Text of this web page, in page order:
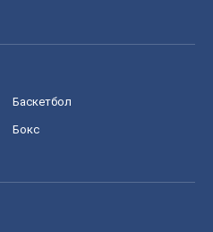
Баскетбол
Бокс